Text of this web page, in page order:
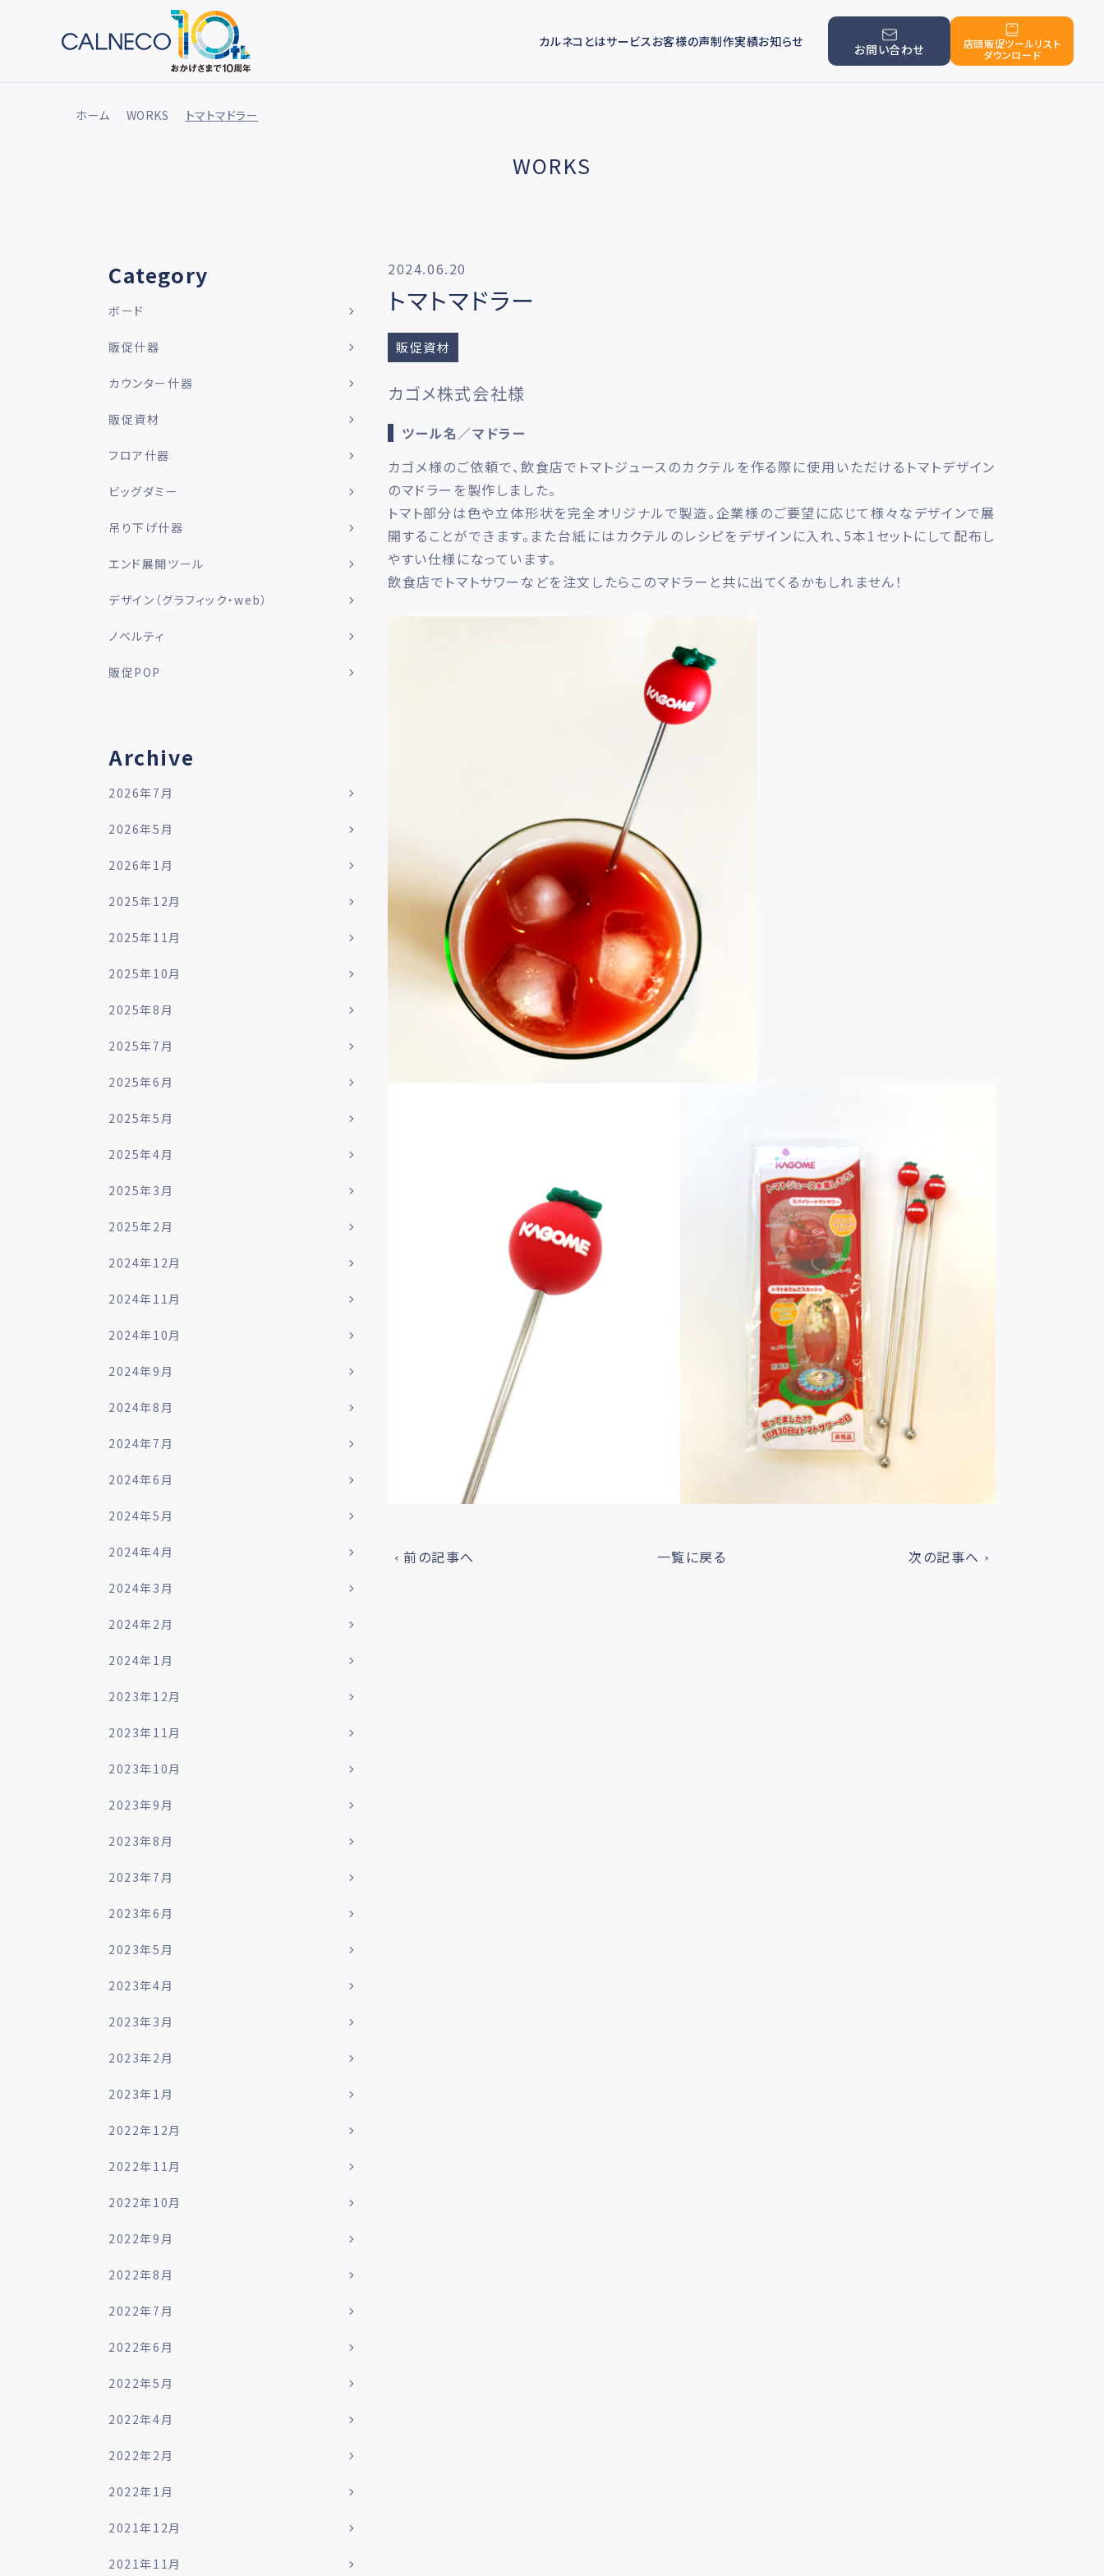
カルネコとはサービスお客様の声制作実績お知らせ
お問い合わせ
店頭販促ツールリスト
ダウンロード
ホーム WORKS トマトマドラー
WORKS
2024.06.20
トマトマドラー
販促資材
カゴメ株式会社様
ツール名／マドラー
カゴメ様のご依頼で、飲食店でトマトジュースのカクテルを作る際に使用いただけるトマトデザイン
のマドラーを製作しました。
トマト部分は色や立体形状を完全オリジナルで製造。企業様のご要望に応じて様々なデザインで展
開することができます。また台紙にはカクテルのレシピをデザインに入れ、5本1セットにして配布し
やすい仕様になっています。
飲食店でトマトサワーなどを注文したらこのマドラーと共に出てくるかもしれません！
前の記事へ 一覧に戻る 次の記事へ
Category
ボード
販促什器
カウンター什器
販促資材
フロア什器
ビッグダミー
吊り下げ什器
エンド展開ツール
デザイン（グラフィック・web）
ノベルティ
販促POP
Archive
2026年7月
2026年5月
2026年1月
2025年12月
2025年11月
2025年10月
2025年8月
2025年7月
2025年6月
2025年5月
2025年4月
2025年3月
2025年2月
2024年12月
2024年11月
2024年10月
2024年9月
2024年8月
2024年7月
2024年6月
2024年5月
2024年4月
2024年3月
2024年2月
2024年1月
2023年12月
2023年11月
2023年10月
2023年9月
2023年8月
2023年7月
2023年6月
2023年5月
2023年4月
2023年3月
2023年2月
2023年1月
2022年12月
2022年11月
2022年10月
2022年9月
2022年8月
2022年7月
2022年6月
2022年5月
2022年4月
2022年2月
2022年1月
2021年12月
2021年11月